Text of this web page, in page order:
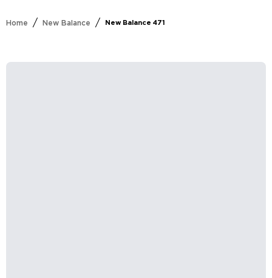
Home / New Balance / New Balance 471